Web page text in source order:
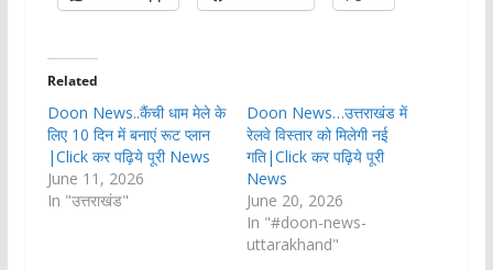
Related
Doon News..कैंची धाम मेले के
लिए 10 दिन में बनाएं रूट प्लान
|Click कर पढ़िये पूरी News
June 11, 2026
In "उत्तराखंड"
Doon News…उत्तराखंड में
रेलवे विस्तार को मिलेगी नई
गति|Click कर पढ़िये पूरी
News
June 20, 2026
In "#doon-news-
uttarakhand"